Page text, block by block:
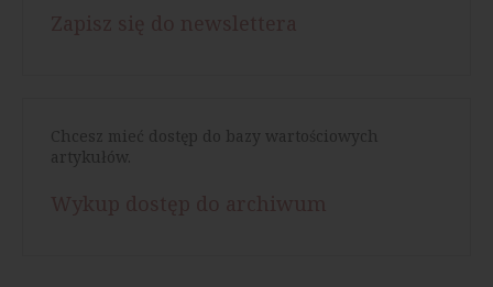
Chcesz mieć dostęp do bazy wartościowych
artykułów.